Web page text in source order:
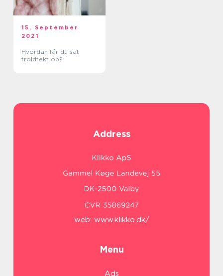
15. September
2021
Hvordan får du sat
troldtekt op?
Address
web: www.klikko.dk/
Menu
Ads